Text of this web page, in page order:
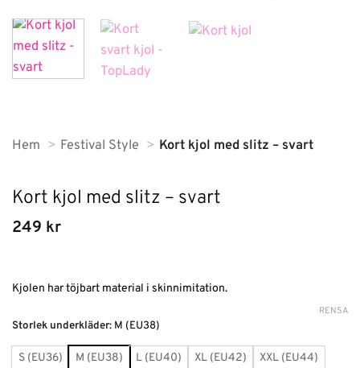
Hem Festival Style Kort kjol med slitz – svart
Kort kjol med slitz – svart
249 kr
Kjolen har töjbart material i skinnimitation.
Storlek underkläder: M (EU38)
S (EU36) M (EU38) L (EU40) XL (EU42) XXL (EU44)
RENSA
Alternative: